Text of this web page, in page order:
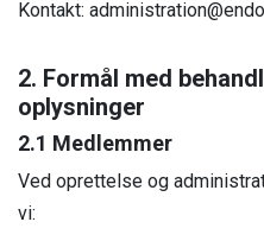
Kontakt:
2. Formål med
oplysninger
2.1 Medlemmer
Ved oprettelse og
vi: